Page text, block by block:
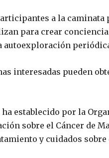
a la caminata
para crear
autoexploración
interesadas pueden
ha establecido por la
sobre el Cáncer de
y cuidados sobre